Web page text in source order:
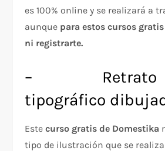
es 100% online y se realizará a
aunque para estos cursos
ni registrarte.
– Retrato
tipográfico
Estecurso gratis de Domestika
tipo de ilustración que se